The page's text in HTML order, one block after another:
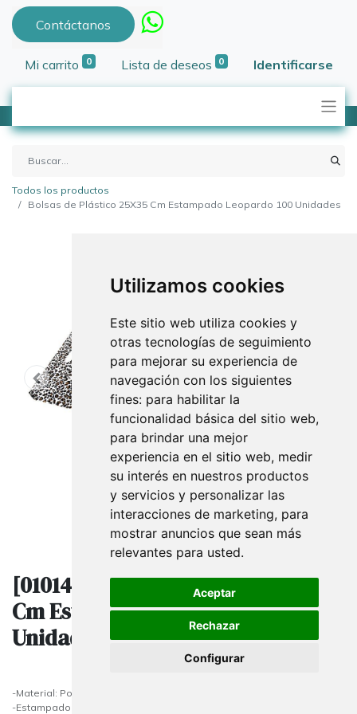
Utilizamos cookies
Este sitio web utiliza cookies y
otras tecnologías de seguimiento
para mejorar su experiencia de
navegación con los siguientes
fines: para habilitar la
funcionalidad básica del sitio web,
para brindar una mejor
experiencia en el sitio web, medir
su interés en nuestros productos
y servicios y personalizar las
interacciones de marketing, para
mostrar anuncios que sean más
relevantes para usted.
Aceptar
Rechazar
Configurar
Contáctanos
Mi carrito 0 Lista de deseos 0 Identificarse
Todos los productos
Bolsas de Plástico 25X35 Cm Estampado Leopardo 100 Unidades
[010142] Bolsas de Plástico 25X35
Cm Estampado Leopardo 100
Unidades
-Material: Polietileno
-Estampado: Leopardo